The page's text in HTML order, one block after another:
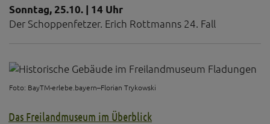
Sonntag, 25.10. | 14 Uhr
Der Schoppenfetzer. Erich Rottmanns 24. Fall
Foto: BayTM-erlebe.bayern–Florian Trykowski
Das Freilandmuseum im Überblick